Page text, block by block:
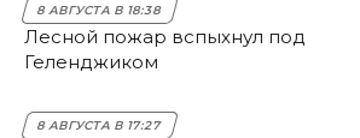
8 АВГУСТА В 18:38
Лесной пожар вспыхнул под
Геленджиком
8 АВГУСТА В 17:27